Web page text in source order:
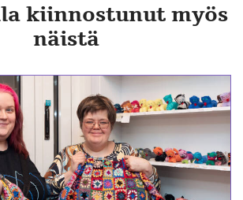
kiinnostunut myös
näistä